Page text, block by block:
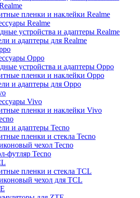
пленки и наклейки Realme
Realme
устройства и адаптеры Realme
и адаптеры для Realme
Oppo
устройства и адаптеры Oppo
пленки и наклейки Oppo
и адаптеры для Oppo
Vivo
пленки и наклейки Vivo
и адаптеры Tecno
пленки и стекла Tecno
чехол Tecno
футляр Tecno
пленки и стекла TCL
чехол для TCL